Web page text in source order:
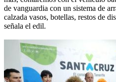
de vanguardia con un sistema de
calzada vasos, botellas, restos de
señala el edil.